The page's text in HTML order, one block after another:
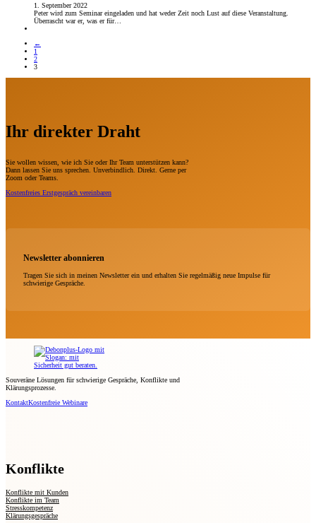
1. September 2022
Peter wird zum Seminar eingeladen und hat weder Zeit noch Lust auf diese Veranstaltung.
Überrascht war er, was er für…
←
1
2
3
Ihr direkter Draht
Sie wollen wissen, wie ich Sie oder Ihr Team unterstützen kann?
Dann lassen Sie uns sprechen. Unverbindlich. Direkt. Gerne per
Zoom oder Teams.
Kostenfreies Erstgespräch vereinbaren
Newsletter abonnieren
Tragen Sie sich in meinen Newsletter ein und erhalten Sie regelmäßig neue Impulse für
schwierige Gespräche.
Souveräne Lösungen für schwierige Gespräche, Konflikte und
Klärungsprozesse.
KontaktKostenfreie Webinare
Konflikte
Konflikte mit Kunden
Konflikte im Team
Stresskompetenz
Klärungsgespräche